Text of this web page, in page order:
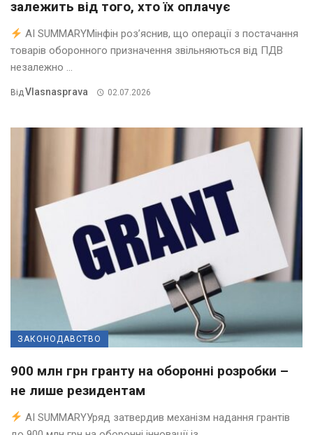
залежить від того, хто їх оплачує
AI SUMMARYМінфін роз’яснив, що операції з постачання
товарів оборонного призначення звільняються від ПДВ
незалежно ...
ВідVlasnasprava 02.07.2026
ЗАКОНОДАВСТВО
900 млн грн гранту на оборонні розробки –
не лише резидентам
AI SUMMARYУряд затвердив механізм надання грантів